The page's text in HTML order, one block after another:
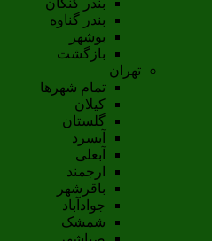
بندر گناوه
بوشهر
بازگشت
تهران
تمام شهر‌ها
کیلان
گلستان
آبسرد
آبعلی
ارجمند
باقرشهر
جوادآباد
شمشک